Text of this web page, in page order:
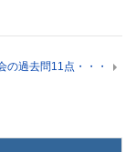
の過去問11点・・・